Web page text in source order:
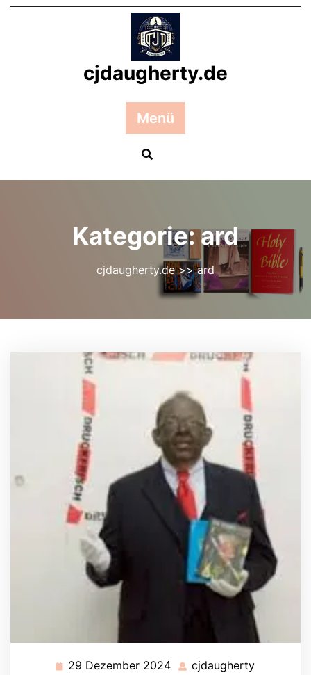
Zum
cjdaugherty.de
Menü
Kategorie:ard
cjdaugherty.de>>ard
29 Dezember 2024 29 cjdaugherty